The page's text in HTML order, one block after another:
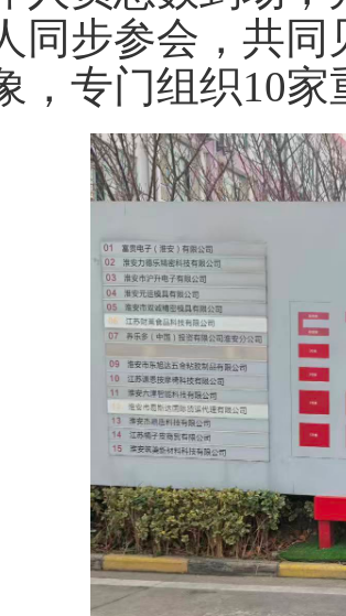
同步参会，共
，专门组织10